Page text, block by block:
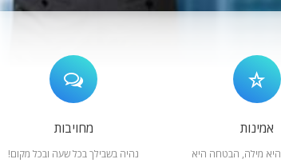
אמינות
היא מילה, הבטחה היא
מחויבות
נהיה בשבילך בכל שעה ובכל מקום!